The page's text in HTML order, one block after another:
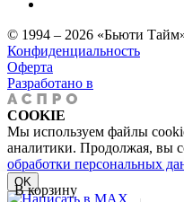
В корзину
© 1994 – 2026 «Бьюти
Конфиденциальность
Оферта
Разработано в
COOKIE
Мы используем файлы
аналитики. Продолжая, вы
обработки персональных
OK